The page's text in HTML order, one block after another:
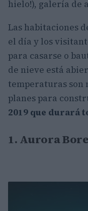
hielo!), galería de
Las habitaciones
el día y los
para casarse o
de nieve está
temperaturas son
planes para
2019 que durará
1. Aurora